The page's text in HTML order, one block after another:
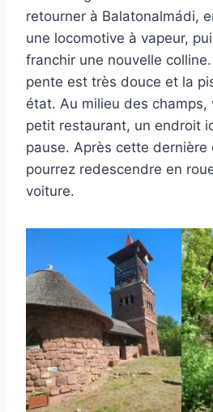
retourner à Balatonalmádi,
une locomotive à vapeur,
franchir une nouvelle
pente est très douce et la
état. Au milieu des champs,
petit restaurant, un endroit
pause. Après cette dernière
pourrez redescendre en
voiture.